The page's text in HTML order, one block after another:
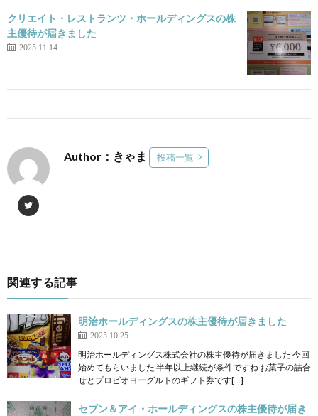
クリエイト・レストランツ・ホールディングスの株
主優待が届きました
2025.11.14
Author：きゃま 投稿一覧
関連する記事
明治ホールディングスの株主優待が届きました
2025.10.25
明治ホールディングス株式会社の株主優待が届きました 今回
始めてもらいました 半年以上継続が条件ですね お菓子の詰合
せとプロビオヨーグルトのギフト券です[…]
セブン＆アイ・ホールディングスの株主優待が届き